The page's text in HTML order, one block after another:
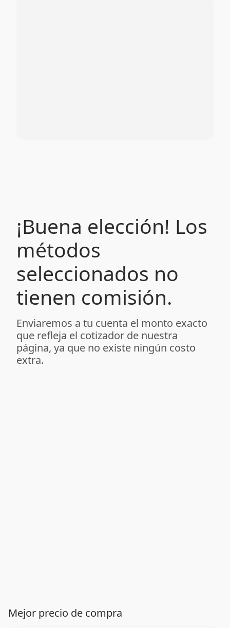
¡Buena elección! Los
métodos
seleccionados no
tienen comisión.
Enviaremos a tu cuenta el monto exacto
que refleja el cotizador de nuestra
página, ya que no existe ningún costo
extra.
Mejor precio de compra